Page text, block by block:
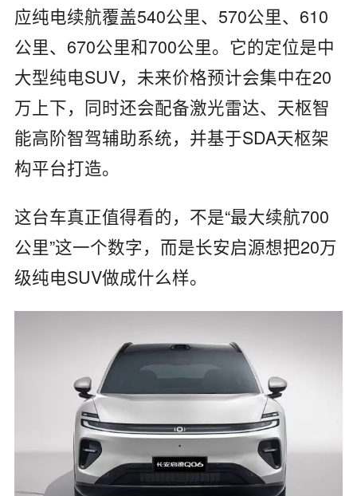
应纯电续航覆盖540公里、570公里、610
公里、670公里和700公里。它的定位是中
大型纯电SUV，未来价格预计会集中在20
万上下，同时还会配备激光雷达、天枢智
能高阶智驾辅助系统，并基于SDA天枢架
构平台打造。
这台车真正值得看的，不是“最大续航700
公里”这一个数字，而是长安启源想把20万
级纯电SUV做成什么样。